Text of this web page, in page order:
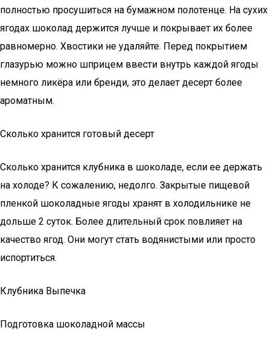
полностью просушиться на бумажном полотенце. На сухих
ягодах шоколад держится лучше и покрывает их более
равномерно. Хвостики не удаляйте. Перед покрытием
глазурью можно шприцем ввести внутрь каждой ягоды
немного ликёра или бренди, это делает десерт более
ароматным.
Сколько хранится готовый десерт
Сколько хранится клубника в шоколаде, если ее держать
на холоде? К сожалению, недолго. Закрытые пищевой
пленкой шоколадные ягоды хранят в холодильнике не
дольше 2 суток. Более длительный срок повлияет на
качество ягод. Они могут стать водянистыми или просто
испортиться.
Клубника Выпечка
Подготовка шоколадной массы